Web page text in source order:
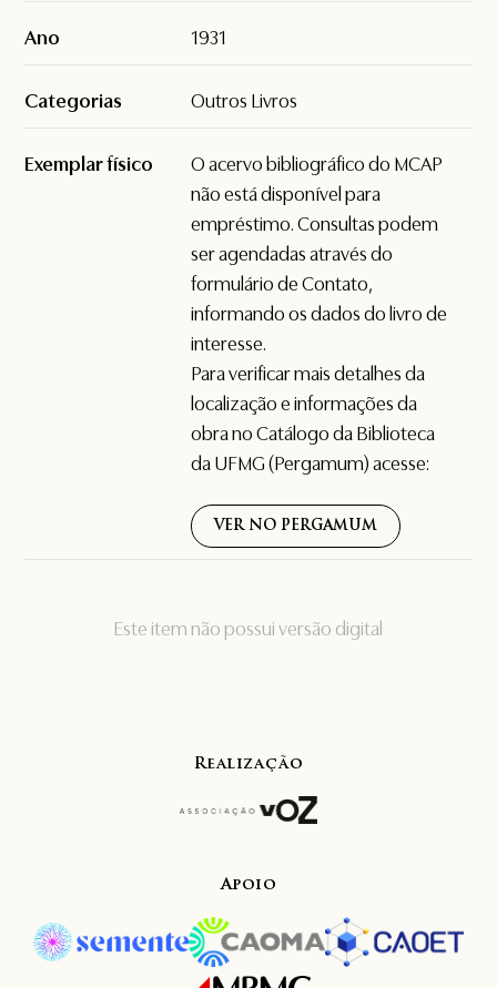
Este item não possui versão digital
Ano 1931
Categorias Outros Livros
Exemplar físico
O acervo bibliográfico do MCAP
não está disponível para
empréstimo. Consultas podem
ser agendadas através do
formulário deContato,
informando os dados do livro de
interesse.
Para verificar mais detalhes da
localização e informações da
obra no Catálogo da Biblioteca
da UFMG (Pergamum) acesse:
VER NO PERGAMUM
Realização
Apoio